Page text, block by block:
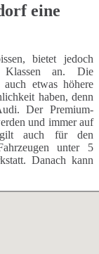
eine
bietet jedoch
Klassen an. Die
etwas höhere
haben, denn
Der Premium-
und immer auf
auch für den
unter 5
Danach kann